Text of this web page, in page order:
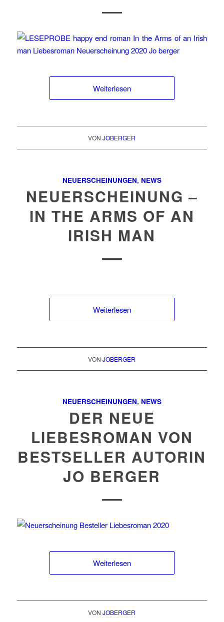
Weiterlesen
VONJOBERGER
NEUERSCHEINUNGEN, NEWS
NEUERSCHEINUNG –
IN THE ARMS OF AN
IRISH MAN
Weiterlesen
VONJOBERGER
NEUERSCHEINUNGEN, NEWS
DER NEUE
LIEBESROMAN VON
BESTSELLER AUTORIN
JO BERGER
Weiterlesen
VONJOBERGER